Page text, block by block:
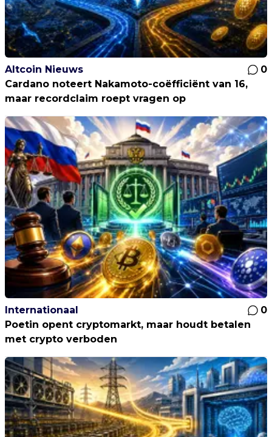
Altcoin Nieuws
0
Cardano noteert Nakamoto-coëfficiënt van 16,
maar recordclaim roept vragen op
Internationaal
0
Poetin opent cryptomarkt, maar houdt betalen
met crypto verboden